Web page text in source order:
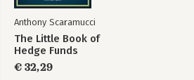
Anthony Scaramucci
The Little Book of
Hedge Funds
€ 32,29